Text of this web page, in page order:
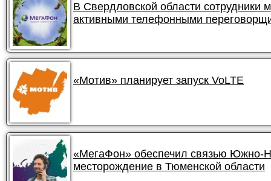
В Свердловской области сотрудники
активными телефонными
«Мотив» планирует запуск VoLTE
«МегаФон» обеспечил связью Южно-
месторождение в Тюменской области